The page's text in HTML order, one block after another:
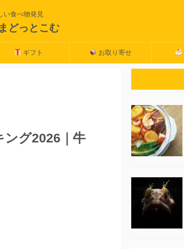
い食べ物発見
どっとこむ
ギフト お取り寄せ
グ2026｜牛